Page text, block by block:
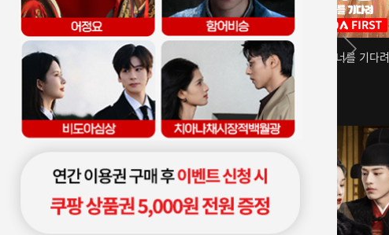
아재저리등니 : 너를 기다려